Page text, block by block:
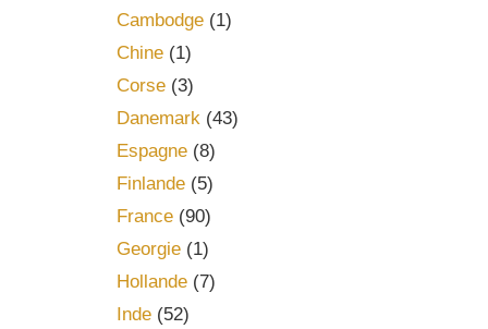
Cambodge(1)
Chine(1)
Corse(3)
Danemark(43)
Espagne(8)
Finlande(5)
France(90)
Georgie(1)
Hollande(7)
Inde(52)